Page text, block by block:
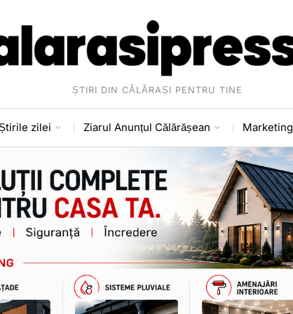
ȘTIRI DIN CĂLĂRAȘI PENTRU TINE
zilei Ziarul Anunțul Călărășean Marketing